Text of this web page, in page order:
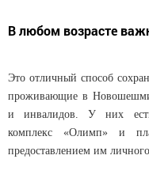
В любом возрасте
Это отличный способ
проживающие в
и инвалидов. У них есть
комплекс «Олимп» и
предоставлением им